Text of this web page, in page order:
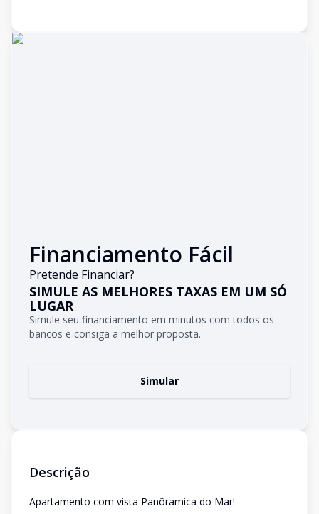
Financiamento Fácil
Pretende Financiar?
SIMULE AS MELHORES TAXAS EM UM SÓ
LUGAR
Simule seu financiamento em minutos com todos os
bancos e consiga a melhor proposta.
Simular
Descrição
Apartamento com vista Panôramica do Mar!